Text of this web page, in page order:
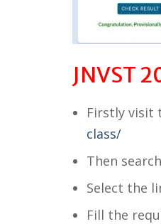
JNVST
Firstly visit
class/
Then
Select the
Fill the